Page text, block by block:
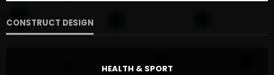
CONSTRUCT DESIGN
HEALTH & SPORT